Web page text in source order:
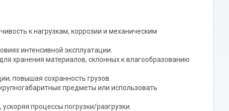
к нагрузкам, коррозии и механическим
интенсивной эксплуатации.
хранения материалов, склонных к влагообразованию
повышая сохранность грузов.
предметы или использовать
процессы погрузки/разгрузки.